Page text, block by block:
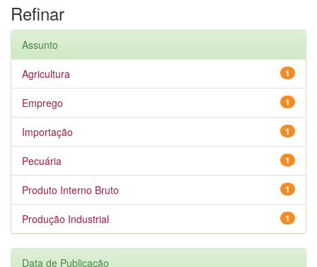
Refinar
Assunto
1
Agricultura
1
Emprego
1
Importação
1
Pecuária
1
Produto Interno Bruto
1
Produção Industrial
Data de Publicação